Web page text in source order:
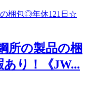
所の製品の梱
り！《JW...